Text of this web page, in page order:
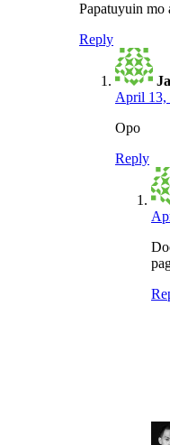
Papatuyuin mo
Reply
April 13,
Opo
Reply